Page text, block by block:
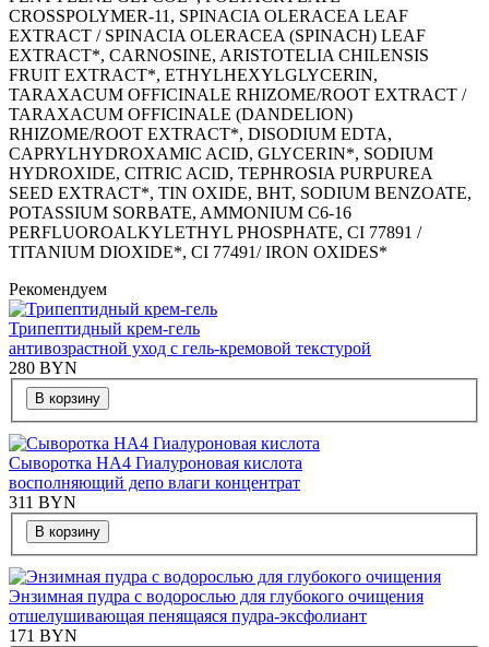
CROSSPOLYMER-11, SPINACIA OLERACEA LEAF
EXTRACT / SPINACIA OLERACEA (SPINACH) LEAF
EXTRACT*, CARNOSINE, ARISTOTELIA CHILENSIS
FRUIT EXTRACT*, ETHYLHEXYLGLYCERIN,
TARAXACUM OFFICINALE RHIZOME/ROOT EXTRACT /
TARAXACUM OFFICINALE (DANDELION)
RHIZOME/ROOT EXTRACT*, DISODIUM EDTA,
CAPRYLHYDROXAMIC ACID, GLYCERIN*, SODIUM
HYDROXIDE, CITRIC ACID, TEPHROSIA PURPUREA
SEED EXTRACT*, TIN OXIDE, BHT, SODIUM BENZOATE,
POTASSIUM SORBATE, AMMONIUM C6-16
PERFLUOROALKYLETHYL PHOSPHATE, CI 77891 /
TITANIUM DIOXIDE*, CI 77491/ IRON OXIDES*
Рекомендуем
Трипептидный крем-гель
антивозрастной уход с гель-кремовой текстурой
280 BYN
В корзину
Сыворотка HA4 Гиалуроновая кислота
восполняющий депо влаги концентрат
311 BYN
В корзину
Энзимная пудра с водорослью для глубокого очищения
отшелушивающая пенящаяся пудра-эксфолиант
171 BYN